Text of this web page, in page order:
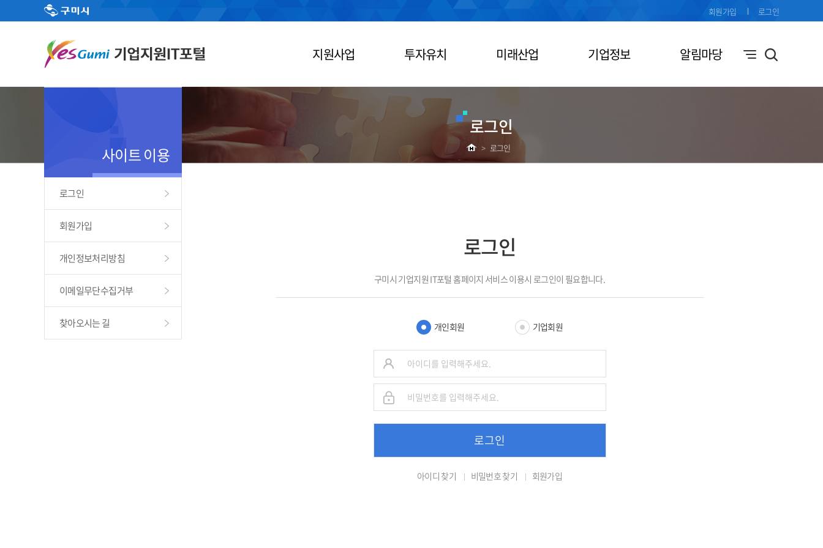
지원사업 투자유치 미래산업 기업정보 알림마당
회원가입 로그인
로그인
> 로그인
사이트 이용
로그인
회원가입
개인정보처리방침
이메일무단수집거부
찾아오시는 길
로그인
구미시 기업지원 IT포털 홈페이지 서비스 이용시 로그인이 필요합니다.
개인회원 기업회원
로그인
아이디 찾기 비밀번호 찾기 회원가입